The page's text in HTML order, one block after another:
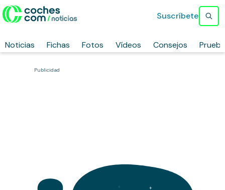
Noticias Fichas Fotos Vídeos Consejos
Suscríbete
Publicidad